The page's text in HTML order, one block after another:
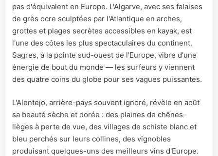
pas d'équivalent en Europe. L'Algarve, avec ses falaises
de grès ocre sculptées par l'Atlantique en arches,
grottes et plages secrètes accessibles en kayak, est
l'une des côtes les plus spectaculaires du continent.
Sagres, à la pointe sud-ouest de l'Europe, vibre d'une
énergie de bout du monde — les surfeurs y viennent
des quatre coins du globe pour ses vagues puissantes.
L'Alentejo, arrière-pays souvent ignoré, révèle en août
sa beauté sèche et dorée : des plaines de chênes-
lièges à perte de vue, des villages de schiste blanc et
bleu perchés sur leurs collines, des vignobles
produisant quelques-uns des meilleurs vins d'Europe.